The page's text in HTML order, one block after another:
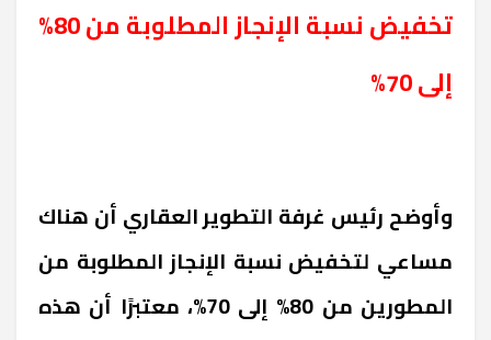
تخفيض نسبة الإنجاز المطلوبة من 80%
إلى 70%
وأوضح رئيس غرفة التطوير العقاري أن هناك
مساعي لتخفيض نسبة الإنجاز المطلوبة من
المطورين من 80% إلى 70%، معتبرًا أن هذه